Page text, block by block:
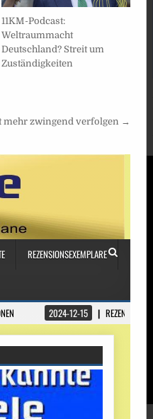
11KM-Podcast:
Weltraummacht
Deutschland? Streit um
Zuständigkeiten
mehr zwingend verfolgen →